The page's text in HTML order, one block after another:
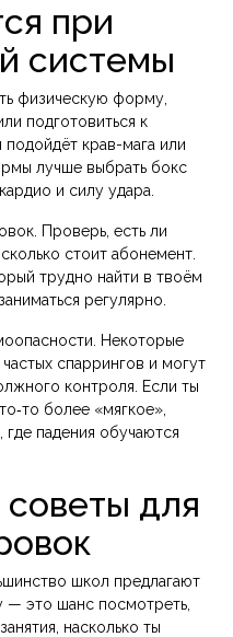
при
системы
физическую форму,
подготовиться к
крав-мага или
лучше выбрать бокс
и силу удара.
Проверь, есть ли
стоит абонемент.
трудно найти в твоём
регулярно.
Некоторые
спаррингов и могут
контроля. Если ты
более «мягкое»,
падения обучаются
для
школ предлагают
— это шанс посмотреть,
насколько ты